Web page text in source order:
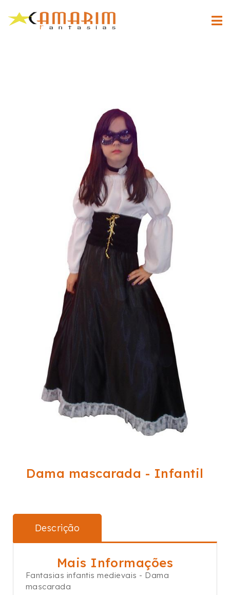
Dama mascarada - Infantil
Descrição
Mais Informações
Fantasias infantis medievais - Dama
mascarada